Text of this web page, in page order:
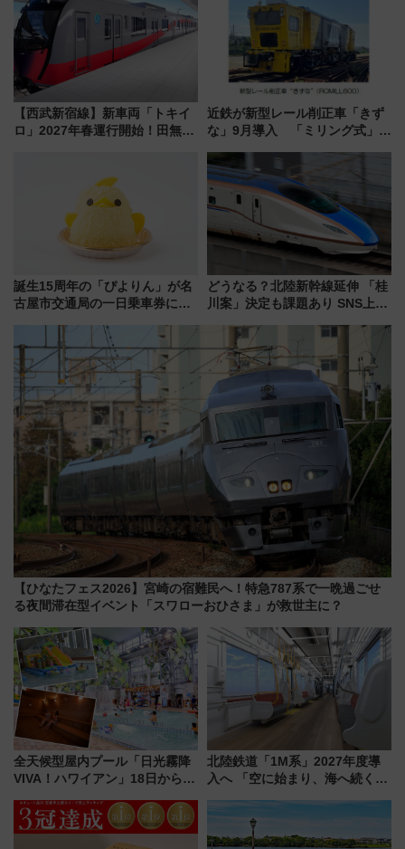
（8/3発売）
どに【JR東日本】
【西武新宿線】新車両「トキイ
ロ」2027年春運行開始！田無・
近鉄が新型レール削正車「きず
な」9月導入 「ミリング式」採
化！安全性や乗り心地の向上に
貢献するだけでなく、全線区で
活躍するための仕組みも
誕生15周年の「ぴよりん」が名
古屋市交通局の一日乗車券に！
定1万5000枚】
どうなる？北陸新幹線延伸 「桂
川案」決定も課題あり SNS上の
【ひなたフェス2026】宮崎の宿難民へ！特急787系で一晩過ごせ
る夜間滞在型イベント「スワローおひさま」が救世主に？
全天候型屋内プール「日光霧降
VIVA！ハワイアン」18日から営
ァミリーから大人まで幅広い世
代が一日中楽しる夏のリゾート
北陸鉄道「1M系」2027年度導
入へ 「空に始まり、海へ続く」
神秘的なデザイン